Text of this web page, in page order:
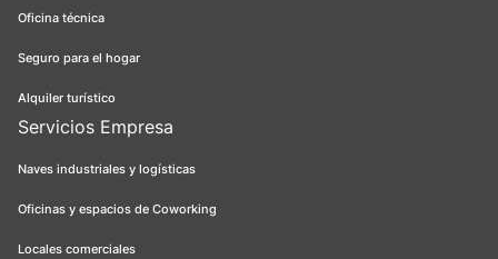
Oficina técnica
Seguro para el hogar
Alquiler turístico
Servicios Empresa
Naves industriales y logísticas
Oficinas y espacios de Coworking
Locales comerciales